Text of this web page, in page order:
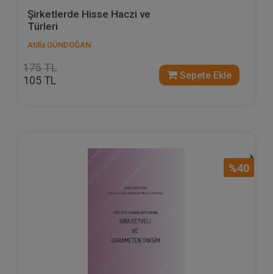
Şirketlerde Hisse Haczi ve
Türleri
Atilla GÜNDOĞAN
175 TL
105 TL Sepete Ekle
%40